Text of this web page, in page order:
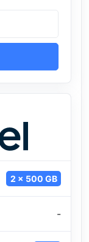
2 x 500 GB
-